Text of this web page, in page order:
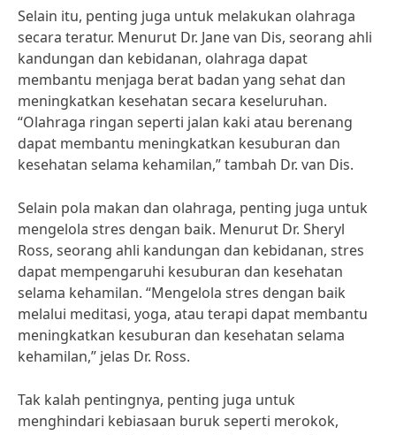
Selain itu, penting juga untuk melakukan olahraga
secara teratur. Menurut Dr. Jane van Dis, seorang ahli
kandungan dan kebidanan, olahraga dapat
membantu menjaga berat badan yang sehat dan
meningkatkan kesehatan secara keseluruhan.
“Olahraga ringan seperti jalan kaki atau berenang
dapat membantu meningkatkan kesuburan dan
kesehatan selama kehamilan,” tambah Dr. van Dis.
Selain pola makan dan olahraga, penting juga untuk
mengelola stres dengan baik. Menurut Dr. Sheryl
Ross, seorang ahli kandungan dan kebidanan, stres
dapat mempengaruhi kesuburan dan kesehatan
selama kehamilan. “Mengelola stres dengan baik
melalui meditasi, yoga, atau terapi dapat membantu
meningkatkan kesuburan dan kesehatan selama
kehamilan,” jelas Dr. Ross.
Tak kalah pentingnya, penting juga untuk
menghindari kebiasaan buruk seperti merokok,